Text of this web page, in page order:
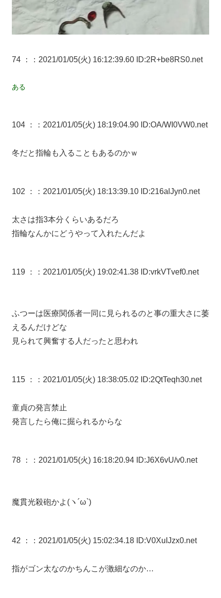
74 ： ：2021/01/05(火) 16:12:39.60 ID:2R+be8RS0.net
ある
104 ： ：2021/01/05(火) 18:19:04.90 ID:OA/WI0VW0.net
冬だと指輪も入ることもあるのかｗ
102 ： ：2021/01/05(火) 18:13:39.10 ID:216alJyn0.net
太さは指3本分くらいあるだろ
指輪なんかにどうやって入れたんだよ
119 ： ：2021/01/05(火) 19:02:41.38 ID:vrkVTvef0.net
ふつーは医療関係者一同に見られるのと事の重大さに萎
えるんだけどな
見られて興奮する人だったと思われ
115 ： ：2021/01/05(火) 18:38:05.02 ID:2QtTeqh30.net
童貞の発言禁止
発言したら俺に掘られるからな
78 ： ：2021/01/05(火) 16:18:20.94 ID:J6X6vU/v0.net
魔貫光殺砲かよ(ヽ´ω`)
42 ： ：2021/01/05(火) 15:02:34.18 ID:V0XuIJzx0.net
指がゴン太なのかちんこが激細なのか…